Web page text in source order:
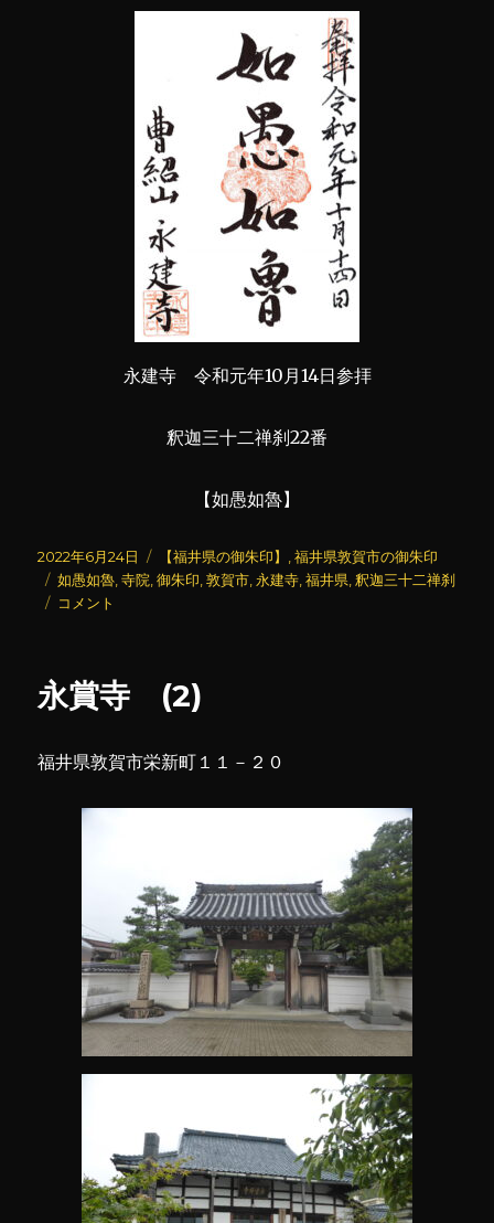
永建寺 令和元年10月14日参拝
釈迦三十二禅刹22番
【如愚如魯】
投
稿
日:
2022年6月24日
カ
テ
【福井県の御朱印】 ,福井県敦賀市の御朱印
タ
グ
如愚如魯 ,寺院 ,御朱印 ,敦賀市 ,永建寺 ,福井県 ,釈迦三十二禅刹
永
に
コメント
永賞寺 (2)
福井県敦賀市栄新町１１－２０